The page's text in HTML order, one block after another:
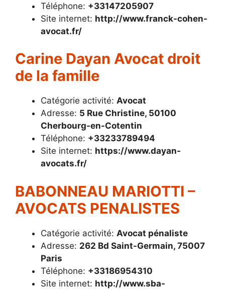
Téléphone: +33147205907
Site internet: http://www.franck-cohen-
avocat.fr/
Carine Dayan Avocat droit
de la famille
Catégorie activité: Avocat
Adresse: 5 Rue Christine, 50100
Cherbourg-en-Cotentin
Téléphone: +33233789494
Site internet: https://www.dayan-
avocats.fr/
BABONNEAU MARIOTTI –
AVOCATS PENALISTES
Catégorie activité: Avocat pénaliste
Adresse: 262 Bd Saint-Germain, 75007
Paris
Téléphone: +33186954310
Site internet: http://www.sba-